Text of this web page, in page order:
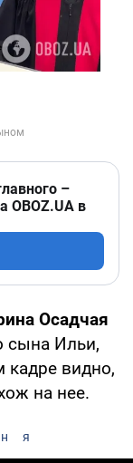
–
OBOZ.UA в
Осадчая
сына Ильи,
видно,
на нее.